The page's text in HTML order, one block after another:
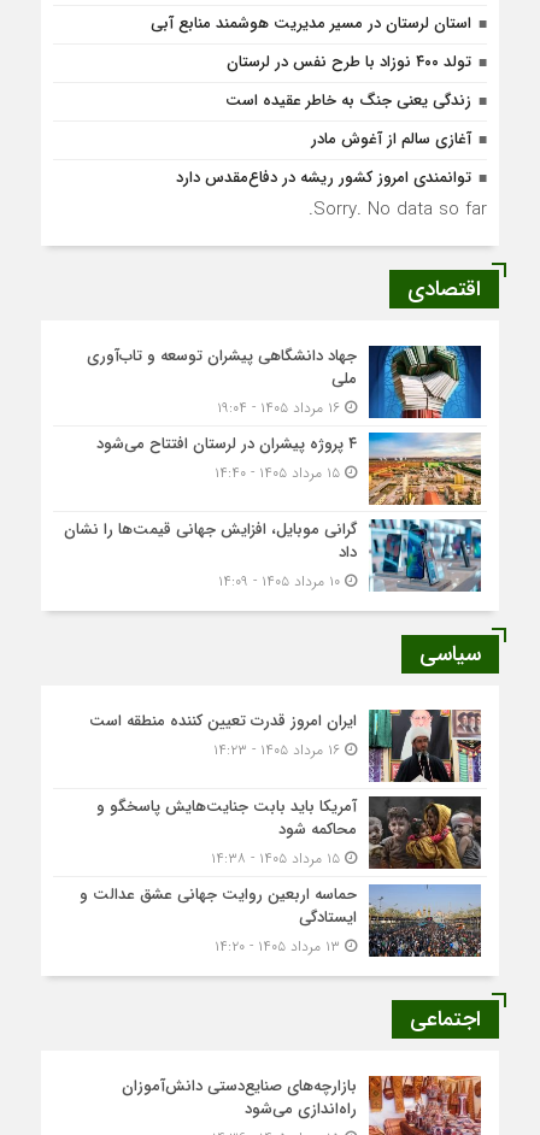
استان لرستان در مسیر مدیریت هوشمند منابع آبی
تولد ۴۰۰ نوزاد با طرح نفس در لرستان
زندگی یعنی جنگ به‌ خاطر عقیده است
آغازی سالم از آغوش مادر
توانمندی امروز کشور ریشه در دفاع‌مقدس دارد
Sorry. No data so far.
اقتصادی
جهاد دانشگاهی پیشران توسعه و تاب‌آوری
ملی
۱۶ مرداد ۱۴۰۵ - ۱۹:۰۴
۴ پروژه پیشران در لرستان افتتاح می‌شود
۱۵ مرداد ۱۴۰۵ - ۱۴:۴۰
گرانی موبایل، افزایش جهانی قیمت‌ها را نشان
داد
۱۰ مرداد ۱۴۰۵ - ۱۴:۰۹
سیاسی
ایران امروز قدرت تعیین کننده منطقه است
۱۶ مرداد ۱۴۰۵ - ۱۴:۲۳
آمریکا باید بابت جنایت‌هایش پاسخگو و
محاکمه شود
۱۵ مرداد ۱۴۰۵ - ۱۴:۳۸
حماسه اربعین روایت جهانی عشق عدالت و
ایستادگی
اجتماعی
بازارچه‌های صنایع‌دستی دانش‌آموزان
راه‌اندازی می‌شود